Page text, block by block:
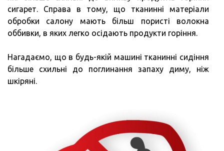
сигарет. Справа в тому, що тканинні матеріали
обробки салону мають більш пористі волокна
оббивки, в яких легко осідають продукти горіння.
Нагадаємо, що в будь-якій машині тканинні сидіння
більше схильні до поглинання запаху диму, ніж
шкіряні.